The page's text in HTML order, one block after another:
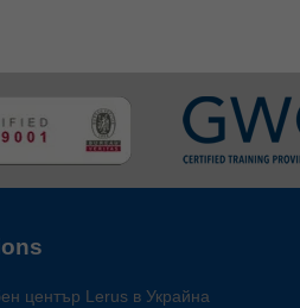
център Lerus в Украйна